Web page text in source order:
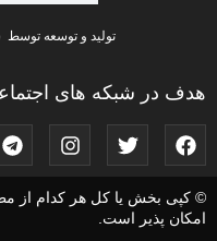
تولید و توسعه
هدف در شبکه های
© کپی بخش یا کل هر کدام از
امکان پذیر است.